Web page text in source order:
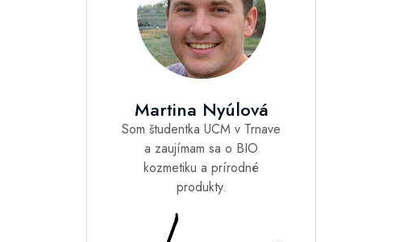
Martina Nyúlová
Som študentka UCM v Trnave
a zaujímam sa o BIO
kozmetiku a prírodné
produkty.